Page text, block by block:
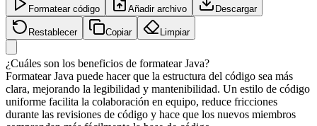
Formatear código Añadir archivo Descargar
Restablecer Copiar Limpiar
¿Cuáles son los beneficios de formatear Java?
Formatear Java puede hacer que la estructura del código sea más
clara, mejorando la legibilidad y mantenibilidad. Un estilo de código
uniforme facilita la colaboración en equipo, reduce fricciones
durante las revisiones de código y hace que los nuevos miembros